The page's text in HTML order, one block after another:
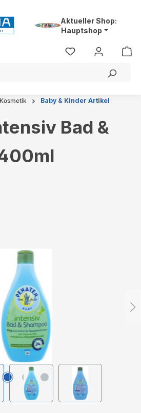
Aktueller Shop:
Hauptshop
Baby & Kinder Artikel
Bad &